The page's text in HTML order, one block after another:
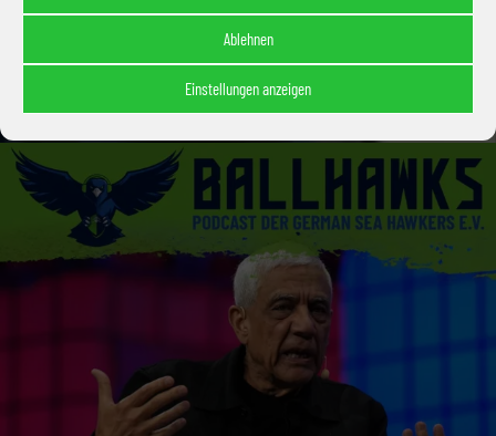
Ablehnen
Einstellungen anzeigen